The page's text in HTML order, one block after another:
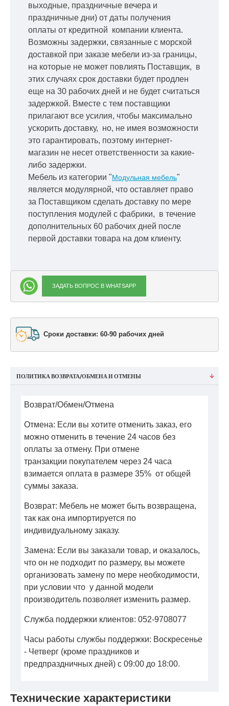
выходные, праздничные вечера и
праздничные дни) от даты получения
оплаты от кредитной компании клиента.
Возможны задержки, связанные с морской
доставкой при заказе мебели из-за границы,
на которые не может повлиять Поставщик, в
этих случаях срок доставки будет продлен
еще на 30 рабочих дней и не будет считаться
задержкой. Вместе с тем поставщики
прилагают все усилия, чтобы максимально
ускорить доставку, но, не имея возможности
это гарантировать, поэтому интернет-
магазин не несет ответственности за какие-
либо задержки.
Мебель из категории "Модульная мебель"
является модулярной, что оставляет право
за Поставщиком сделать доставку по мере
поступления модулей с фабрики, в течение
дополнительных 60 рабочих дней после
первой доставки товара на дом клиенту.
ЗАДАТЬ ВОПРОС В WHATSAPP
Сроки доставки: 60-90 рабочих дней
Технические характеристики
ПОЛИТИКА ВОЗВРАТА/ОБМЕНА И ОТМЕНЫ
Возврат/Обмен/Отмена
Отмена: Если вы хотите отменить заказ, его
можно отменить в течение 24 часов без
оплаты за отмену. При отмене
транзакции покупателем через 24 часа
взимается оплата в размере 35% от общей
суммы заказа.
Возврат: Мебель не может быть возвращена,
так как она импортируется по
индивидуальному заказу.
Замена: Если вы заказали товар, и оказалось,
что он не подходит по размеру, вы можете
организовать замену по мере необходимости,
при условии что у данной модели
производитель позволяет изменить размер.
Служба поддержки клиентов: 052-9708077
Часы работы службы поддержки: Воскресенье
- Четверг (кроме праздников и
предпраздничных дней) с 09:00 до 18:00.